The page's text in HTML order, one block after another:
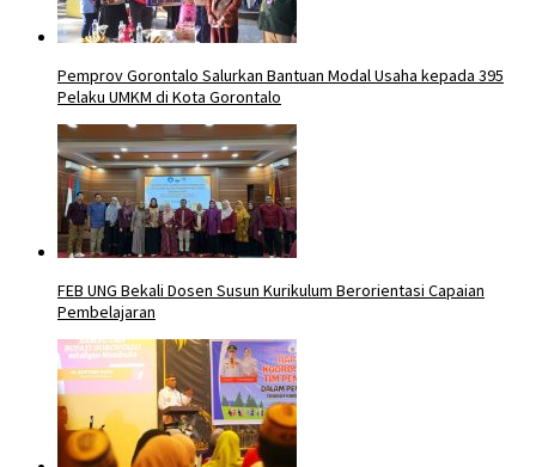
Pemprov Gorontalo Salurkan Bantuan Modal Usaha kepada 395
Pelaku UMKM di Kota Gorontalo
FEB UNG Bekali Dosen Susun Kurikulum Berorientasi Capaian
Pembelajaran